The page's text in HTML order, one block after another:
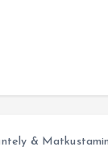
&